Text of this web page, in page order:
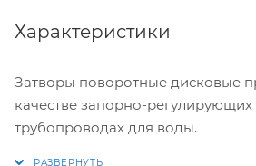
Характеристики
Затворы поворотные дисковые
качестве запорно-регулирующих
трубопроводах для воды.